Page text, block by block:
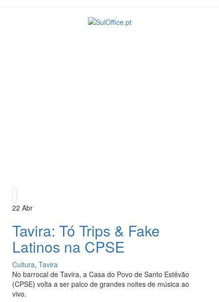
22 Abr
Tavira: Tó Trips & Fake
Latinos na CPSE
Cultura, Tavira
No barrocal de Tavira, a Casa do Povo de Santo Estêvão
(CPSE) volta a ser palco de grandes noites de música ao
vivo.